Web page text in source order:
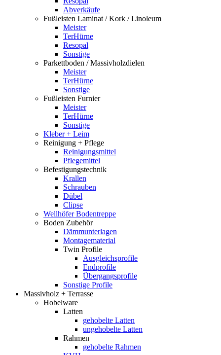
Abverkäufe
Fußleisten Laminat / Kork / Linoleum
Meister
TerHürne
Resopal
Sonstige
Parkettboden / Massivholzdielen
Meister
TerHürne
Sonstige
Fußleisten Furnier
Meister
TerHürne
Sonstige
Kleber + Leim
Reinigung + Pflege
Reinigungsmittel
Pflegemittel
Befestigungstechnik
Krallen
Schrauben
Dübel
Clipse
Wellhöfer Bodentreppe
Boden Zubehör
Dämmunterlagen
Montagematerial
Twin Profile
Ausgleichsprofile
Endprofile
Übergangsprofile
Sonstige Profile
Massivholz + Terrasse
Hobelware
Latten
gehobelte Latten
ungehobelte Latten
Rahmen
gehobelte Rahmen